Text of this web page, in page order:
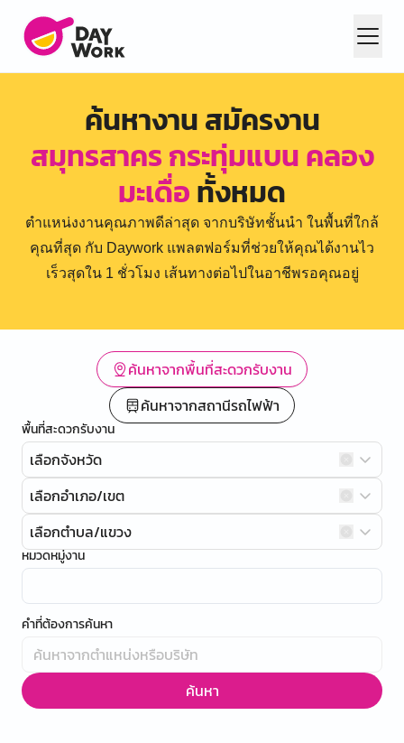
ค้นหางาน สมัครงาน
สมุทรสาคร กระทุ่มแบน คลอง
มะเดื่อทั้งหมด
ตำแหน่งงานคุณภาพดีล่าสุด จากบริษัทชั้นนำ ในพื้นที่ใกล้
คุณที่สุด กับ Daywork แพลตฟอร์มที่ช่วยให้คุณได้งานไว
เร็วสุดใน 1 ชั่วโมง เส้นทางต่อไปในอาชีพรอคุณอยู่
ค้นหาจากพื้นที่สะดวกรับงาน
ค้นหาจากสถานีรถไฟฟ้า
พื้นที่สะดวกรับงาน
เลือกจังหวัด
เลือกอำเภอ/เขต
เลือกตำบล/แขวง
หมวดหมู่งาน
คำที่ต้องการค้นหา
ค้นหา